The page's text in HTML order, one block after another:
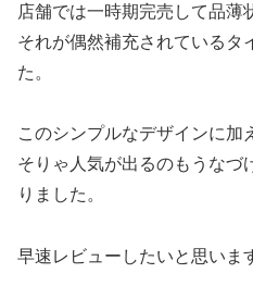
店舗では一時期完売して品薄
それが偶然補充されているタ
た。
このシンプルなデザインに加
そりゃ人気が出るのもうなづ
りました。
早速レビューしたいと思いま